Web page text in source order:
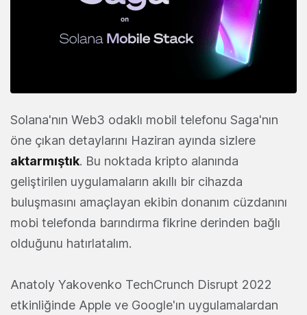
Solana'nın Web3 odaklı mobil telefonu Saga'nın
öne çıkan detaylarını Haziran ayında sizlere
aktarmıştık. Bu noktada kripto alanında
geliştirilen uygulamaların akıllı bir cihazda
buluşmasını amaçlayan ekibin donanım cüzdanını
mobi telefonda barındırma fikrine derinden bağlı
olduğunu hatırlatalım.
Anatoly Yakovenko TechCrunch Disrupt 2022
etkinliğinde Apple ve Google'ın uygulamalardan